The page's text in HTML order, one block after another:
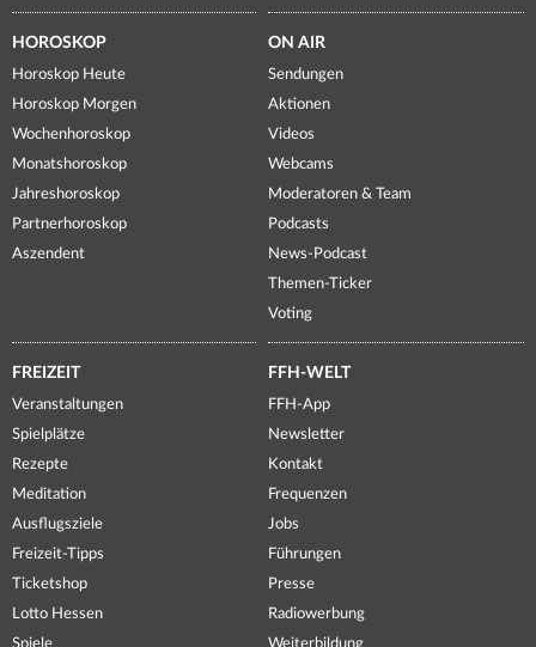
HOROSKOP
Horoskop Heute
Horoskop Morgen
Wochenhoroskop
Monatshoroskop
Jahreshoroskop
Partnerhoroskop
Aszendent
ON AIR
Sendungen
Aktionen
Videos
Webcams
Moderatoren & Team
Podcasts
News-Podcast
Themen-Ticker
Voting
FREIZEIT
Veranstaltungen
Spielplätze
Rezepte
Meditation
Ausflugsziele
Freizeit-Tipps
Ticketshop
Lotto Hessen
FFH-WELT
FFH-App
Newsletter
Kontakt
Frequenzen
Jobs
Führungen
Presse
Radiowerbung